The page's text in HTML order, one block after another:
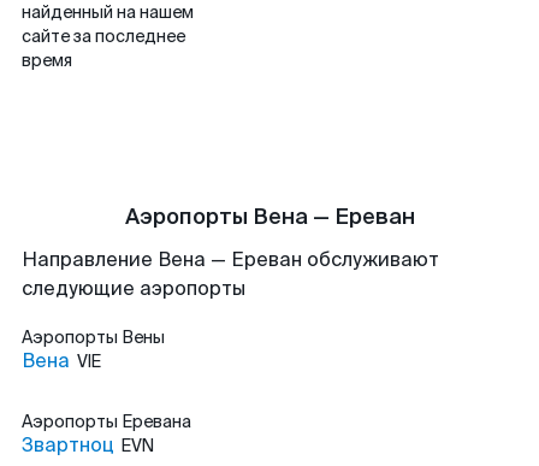
найденный на нашем
сайте за последнее
время
Аэропорты Вена — Ереван
Направление Вена — Ереван обслуживают
следующие аэропорты
Аэропорты Вены
Вена VIE
Аэропорты Еревана
Звартноц EVN